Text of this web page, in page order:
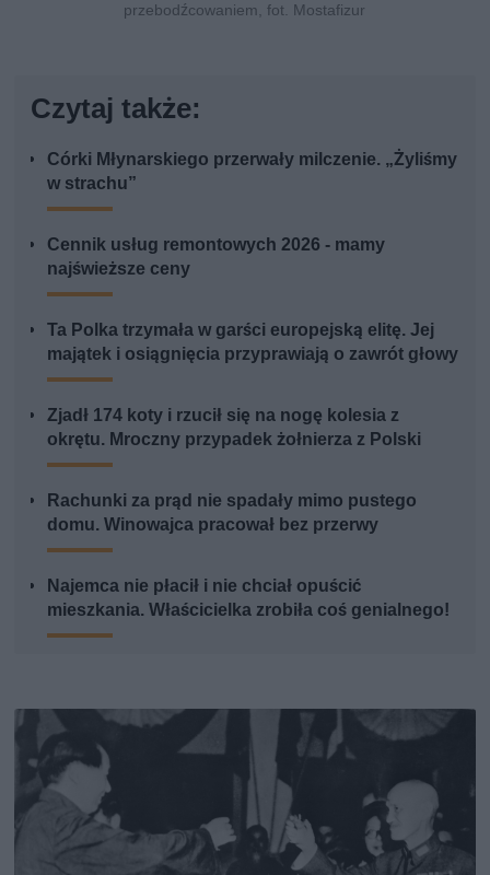
przebodźcowaniem, fot. Mostafizur
Czytaj także:
Córki Młynarskiego przerwały milczenie. „Żyliśmy
w strachu”
Cennik usług remontowych 2026 - mamy
najświeższe ceny
Ta Polka trzymała w garści europejską elitę. Jej
majątek i osiągnięcia przyprawiają o zawrót głowy
Zjadł 174 koty i rzucił się na nogę kolesia z
okrętu. Mroczny przypadek żołnierza z Polski
Rachunki za prąd nie spadały mimo pustego
domu. Winowajca pracował bez przerwy
Najemca nie płacił i nie chciał opuścić
mieszkania. Właścicielka zrobiła coś genialnego!